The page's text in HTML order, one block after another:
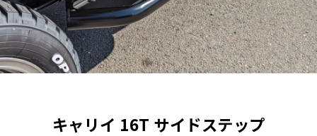
キャリイ 16T サイドステップ